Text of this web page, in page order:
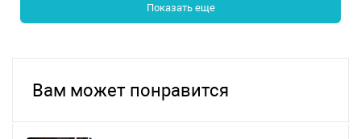
Показать еще
Вам может понравится